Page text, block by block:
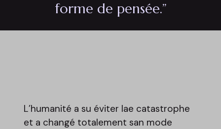
forme de pensée.”
L’humanité a su éviter lae catastrophe
et a changé totalement san mode